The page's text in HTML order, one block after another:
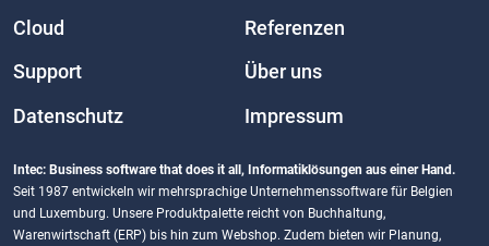
Cloud Referenzen
Support Über uns
Datenschutz Impressum
Intec: Business software that does it all, Informatiklösungen aus einer Hand.
Seit 1987 entwickeln wir mehrsprachige Unternehmenssoftware für Belgien
und Luxemburg. Unsere Produktpalette reicht von Buchhaltung,
Warenwirtschaft (ERP) bis hin zum Webshop. Zudem bieten wir Planung,